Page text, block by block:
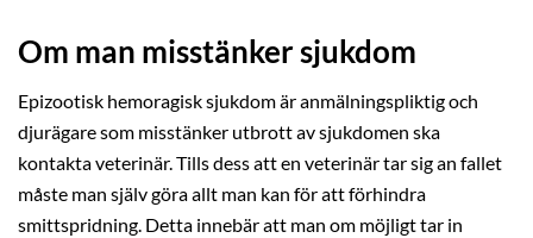
Om man misstänker sjukdom
Epizootisk hemoragisk sjukdom är anmälningspliktig och
djurägare som misstänker utbrott av sjukdomen ska
kontakta veterinär. Tills dess att en veterinär tar sig an fallet
måste man själv göra allt man kan för att förhindra
smittspridning. Detta innebär att man om möjligt tar in